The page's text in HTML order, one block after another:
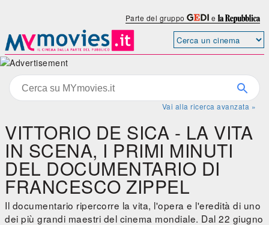
Parte del gruppo e
Vai alla ricerca avanzata »
VITTORIO DE SICA - LA VITA
IN SCENA, I PRIMI MINUTI
DEL DOCUMENTARIO DI
FRANCESCO ZIPPEL
Il documentario ripercorre la vita, l'opera e l'eredità di uno
dei più grandi maestri del cinema mondiale. Dal 22 giugno